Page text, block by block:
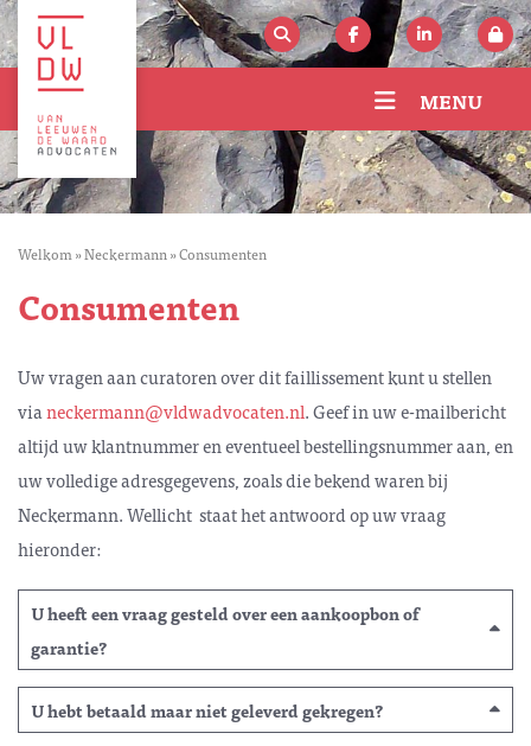
MENU
Welkom»Neckermann»Consumenten
Consumenten
Uw vragen aan curatoren over dit faillissement kunt u stellen
vianeckermann@vldwadvocaten.nl. Geef in uw e-mailbericht
altijd uw klantnummer en eventueel bestellingsnummer aan, en
uw volledige adresgegevens, zoals die bekend waren bij
Neckermann. Wellicht staat het antwoord op uw vraag
hieronder:
U heeft een vraag gesteld over een aankoopbon of
garantie?
U hebt betaald maar niet geleverd gekregen?